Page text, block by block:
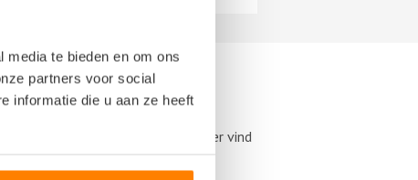
te bieden en om ons
partners voor social
informatie die u aan ze heeft
Het Anker? Hieronder vind